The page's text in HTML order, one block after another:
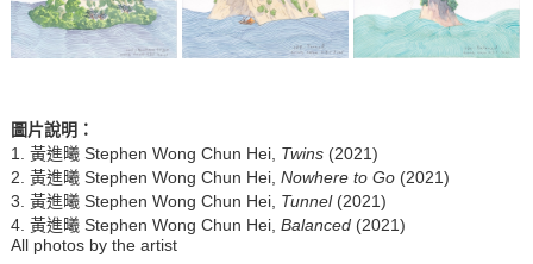
圖片說明 ：
1. 黃進曦 Stephen Wong Chun Hei, Twins(2021)
2. 黃進曦 Stephen Wong Chun Hei, Nowhere to Go(2021)
3. 黃進曦 Stephen Wong Chun Hei, Tunnel(2021)
4. 黃進曦 Stephen Wong Chun Hei, Balanced(2021)
All photos by the artist